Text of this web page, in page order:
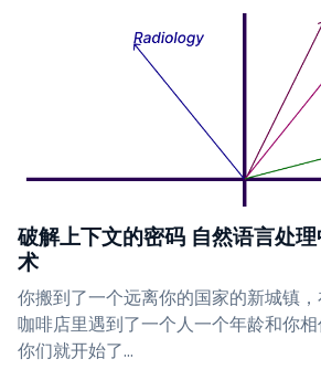
破解上下文的密码 自然语言处
术
你搬到了一个远离你的国家的新城镇
咖啡店里遇到了一个人一个年龄和你
你们就开始了...